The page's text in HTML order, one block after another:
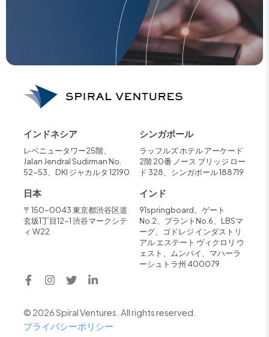
インドネシア
レベニュータワー25階、
Jalan Jendral Sudirman No.
52-53、DKI ジャカルタ 12190
シンガポール
ラッフルズ ホテル アーケード
2階 20番 ノース ブリッジ ロー
ド 328、シンガポール 188719
日本
〒150-0043 東京都渋谷区道
玄坂1丁目12-1 渋谷マークシテ
ィ W22
インド
91springboard、ゲート
No.2、プラントNo.6、LBSマ
ーグ、ゴドレジ インダストリ
アル エステート ヴィクロリ ウ
ェスト、ムンバイ、マハーラ
ーシュトラ州 400079
© 2026 Spiral Ventures. All rights reserved.
プライバシーポリシー